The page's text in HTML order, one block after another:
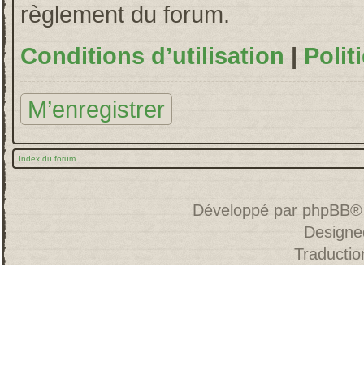
règlement du forum.
Conditions d’utilisation |
M’enregistrer
Index du forum
Développé par phpBB®